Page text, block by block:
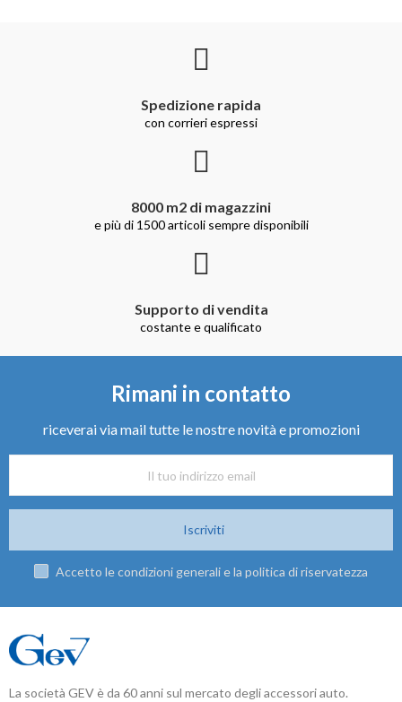
Spedizione rapida
con corrieri espressi
8000 m2 di magazzini
e più di 1500 articoli sempre disponibili
Supporto di vendita
costante e qualificato
Rimani in contatto
riceverai via mail tutte le nostre novità e promozioni
Iscriviti
Accetto le condizioni generali e la politica di riservatezza
La società GEV è da 60 anni sul mercato degli accessori auto.